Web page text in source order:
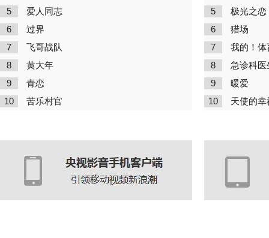
5 爱人同志
6 过界
7 飞哥战队
8 黄大年
9 青恋
10 苦乐村官
5 极光之恋
6 猎场
7 我的！体
8 急诊科医
9 暖爱
10 天使的幸